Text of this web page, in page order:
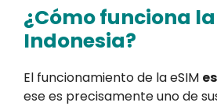
¿Cómo funciona
Indonesia?
El funcionamiento de la eSIM
ese es precisamente uno de